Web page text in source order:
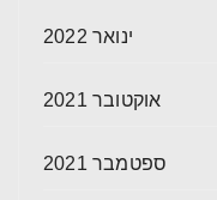
ינואר 2022
אוקטובר 2021
ספטמבר 2021